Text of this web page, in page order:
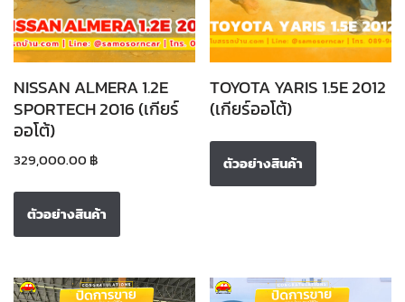
NISSAN ALMERA 1.2E
SPORTECH 2016 (เกียร์
ออโต้)
329,000.00 ฿
ตัวอย่างสินค้า
TOYOTA YARIS 1.5E 2012
(เกียร์ออโต้)
ตัวอย่างสินค้า